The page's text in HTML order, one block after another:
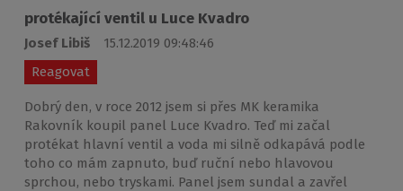
protékající ventil u Luce Kvadro
Josef Libiš
15.12.2019 09:48:46
Reagovat
Dobrý den, v roce 2012 jsem si přes MK keramika
Rakovník koupil panel Luce Kvadro. Teď mi začal
protékat hlavní ventil a voda mi silně odkapává podle
toho co mám zapnuto, buď ruční nebo hlavovou
sprchou, nebo tryskami. Panel jsem sundal a zavřel